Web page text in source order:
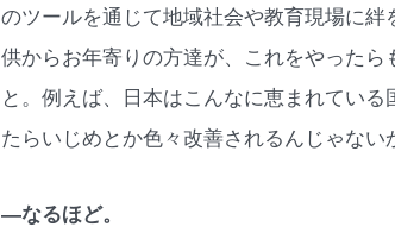
のツールを通じて地域社会や教育現場に
供からお年寄りの方達が、これをやった
と。例えば、日本はこんなに恵まれてい
たらいじめとか色々改善されるんじゃない
―なるほど。